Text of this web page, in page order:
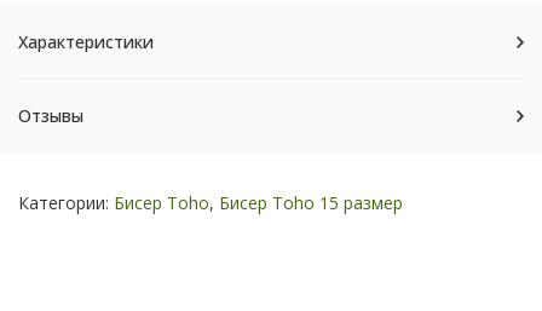
Характеристики
Отзывы
Категории: Бисер Toho, Бисер Toho 15 размер